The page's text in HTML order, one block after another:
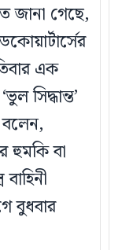
জানা গেছে,
এক
সিদ্ধান্ত’
বলেন,
হুমকি বা
বুধবার